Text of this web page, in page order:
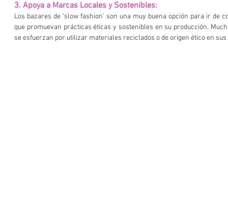
3. Apoya a Marcas Locales y Sostenibles:
Los bazares de ‘slow fashion’ son una muy buena opción para ir de
que promuevan prácticas éticas y sostenibles en su producción.
se esfuerzan por utilizar materiales reciclados o de origen ético en